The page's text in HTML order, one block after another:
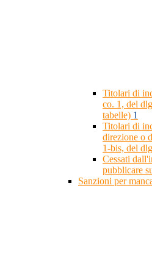
Titolari di
co. 1, del
tabelle) 1
Titolari di
direzione o
1-bis, del
Cessati
pubblicare
Sanzioni per